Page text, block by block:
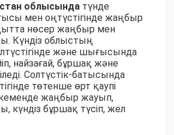
облысында түнде
мен оңтүстігінде жаңбыр
нөсер жаңбыр мен
Күндіз облыстың
және шығысында
найзағай, бұршақ және
Солтүстік-батысында
төтенше өрт қаупі
жаңбыр жауып,
күндіз бұршақ түсіп, жел